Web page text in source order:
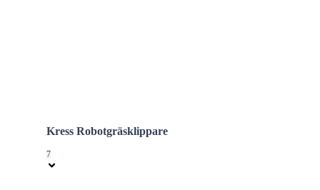
Kress Robotgräsklippare
7